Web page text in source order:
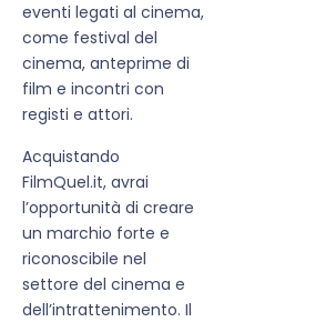
eventi legati al cinema,
come festival del
cinema, anteprime di
film e incontri con
registi e attori.
Acquistando
FilmQuel.it, avrai
l’opportunità di creare
un marchio forte e
riconoscibile nel
settore del cinema e
dell’intrattenimento. Il